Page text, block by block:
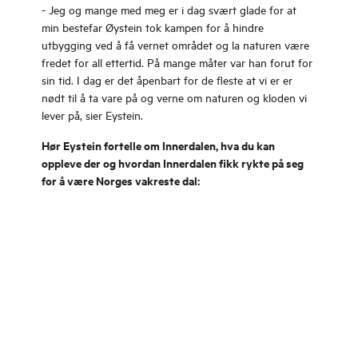
- Jeg og mange med meg er i dag svært glade for at
min bestefar Øystein tok kampen for å hindre
utbygging ved å få vernet området og la naturen være
fredet for all ettertid. På mange måter var han forut for
sin tid. I dag er det åpenbart for de fleste at vi er er
nødt til å ta vare på og verne om naturen og kloden vi
lever på, sier Eystein.
Hør Eystein fortelle om Innerdalen, hva du kan
oppleve der og hvordan Innerdalen fikk rykte på seg
for å være Norges vakreste dal: